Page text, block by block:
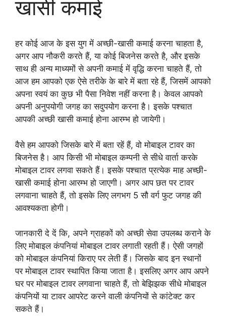
खासी कमाई
हर कोई आज के इस युग में अच्छी-खासी कमाई करना चाहता है,
अगर आप नौकरी करते हैं, या कोई बिजनेस करते है, और इसके
साथ ही अन्य माध्यमों से अपनी कमाई में वृद्धि करना चाहते हैं, तो
आज हम आपको एक ऐसे तरीके के बारे में बता रहे हैं, जिसमें आपको
अपना स्वयं का कुछ भी पैसा निवेश नहीं करना है। केवल आपको
अपनी अनुपयोगी जगह का सदुपयोग करना है। इसके पश्चात
आपकी अच्छी खासी कमाई होना आरम्भ हो जायेगी।
वैसे हम आपको जिसके बारे में बता रहें हैं, वो मोबाइल टावर का
बिजनेस है। आप किसी भी मोबाइल कम्पनी से सीधे वार्ता करके
मोबाइल टावर लगवा सकते हैं। इसके पश्चात प्रत्येक माह अच्छी-
खासी कमाई होना आरम्भ हो जाएगी। अगर आप छत पर टावर
लगवाना चाहते हैं, तो इसके लिए लगभग 5 सौ वर्ग फुट जगह की
आवश्यकता होगी।
जानकारी दे दें कि, अपने ग्राहकों को अच्छी सेवा उपलब्ध कराने के
लिए मोबाइल कंपनियां मोबाइल टावर लगाती रहती हैं। ऐसी जगहों
को मोबाइल कंपनियां किराए पर लेती हैं। जिसके बाद इन स्थानों
पर मोबाइल टावर स्थापित किया जाता है। इसलिए अगर आप अपने
घर पर मोबाइल टावर लगवाना चाहते हैं, तो बेझिझक सीधे मोबाइल
कंपनियों या टावर आपरेट करने वाली कंपनियों से कांटेक्ट कर
सकते हैं।